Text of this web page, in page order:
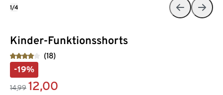
Kinder-Funktionsshorts
(18)
-19%
14,99 12,00
1/4